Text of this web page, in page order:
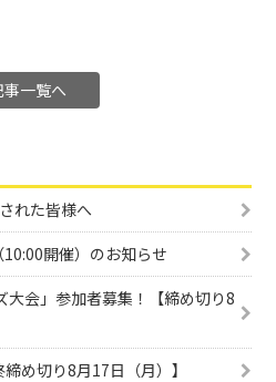
事一覧へ
れた皆様へ
開催）のお知らせ
会」参加者募集！【締め切り8
め切り8月17日（月）】